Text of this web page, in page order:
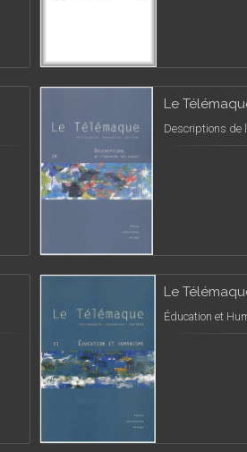
Le
Descriptions de
Le
Éducation et